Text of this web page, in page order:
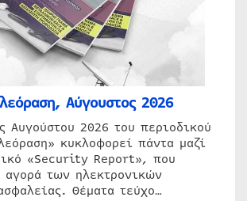
Αύγουστος 2026
Αυγούστου 2026 του περιοδικού
κυκλοφορεί πάντα μαζί
«Security Report», που
αγορά των ηλεκτρονικών
Θέματα τεύχο…